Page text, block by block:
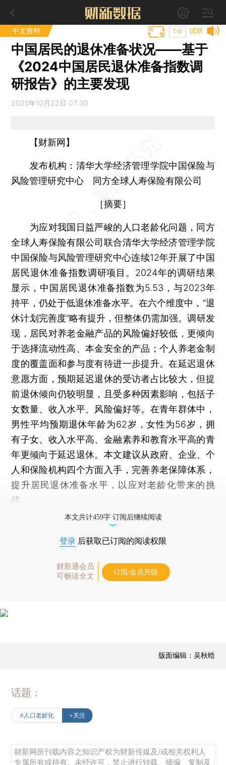
中文资料 试听
T中
中国居民的退休准备状况——基于
《2024中国居民退休准备指数调
研报告》的主要发现
2025年10月22日 07:30
【财新网】
发布机构：清华大学经济管理学院中国保险与
风险管理研究中心 同方全球人寿保险有限公司
［摘要］
为应对我国日益严峻的人口老龄化问题，同方
全球人寿保险有限公司联合清华大学经济管理学院
中国保险与风险管理研究中心连续12年开展了中国
居民退休准备指数调研项目。2024年的调研结果
显示，中国居民退休准备指数为5.53，与2023年
持平，仍处于低退休准备水平。在六个维度中，“退
休计划完善度”略有提升，但整体仍需加强。调研发
现，居民对养老金融产品的风险偏好较低，更倾向
于选择流动性高、本金安全的产品；个人养老金制
度的覆盖面和参与度有待进一步提升。在延迟退休
意愿方面，预期延迟退休的受访者占比较大，但提
前退休倾向仍较明显，且受多种因素影响，包括子
女数量、收入水平、风险偏好等。在青年群体中，
男性平均预期退休年龄为62岁，女性为56岁，拥
有子女、收入水平高、金融素养和教育水平高的青
年更倾向于延迟退休。本文建议从政府、企业、个
人和保险机构四个方面入手，完善养老保障体系，
提升居民退休准备水平，以应对老龄化带来的挑
战。
本文共计459字 订阅后继续阅读
登录 后获取已订阅的阅读权限
财新通会员
可畅读全文
订阅/会员升级
版面编辑：吴秋晗
话题：
#人口老龄化 +关注
财新网所刊载内容之知识产权为财新传媒及/或相关权利人
专属所有或持有。未经许可，禁止进行转载、摘编、复制及